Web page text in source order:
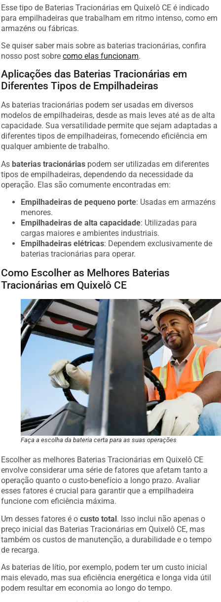
Esse tipo de Baterias Tracionárias em Quixelô CE é indicado
para empilhadeiras que trabalham em ritmo intenso, como em
armazéns ou fábricas.
Se quiser saber mais sobre as baterias tracionárias, confira
nosso post sobrecomo elas funcionam.
Aplicações das Baterias Tracionárias em
Diferentes Tipos de Empilhadeiras
As baterias tracionárias podem ser usadas em diversos
modelos de empilhadeiras, desde as mais leves até as de alta
capacidade. Sua versatilidade permite que sejam adaptadas a
diferentes tipos de empilhadeiras, fornecendo eficiência em
qualquer ambiente de trabalho.
As baterias tracionárias podem ser utilizadas em diferentes
tipos de empilhadeiras, dependendo da necessidade da
operação. Elas são comumente encontradas em:
Empilhadeiras de pequeno porte: Usadas em armazéns
menores.
Empilhadeiras de alta capacidade: Utilizadas para
cargas maiores e ambientes industriais.
Empilhadeiras elétricas: Dependem exclusivamente de
baterias tracionárias para operar.
Como Escolher as Melhores Baterias
Tracionárias em Quixelô CE
Faça a escolha da bateria certa para as suas operações
Escolher as melhores Baterias Tracionárias em Quixelô CE
envolve considerar uma série de fatores que afetam tanto a
operação quanto o custo-benefício a longo prazo. Avaliar
esses fatores é crucial para garantir que a empilhadeira
funcione com eficiência máxima.
Um desses fatores é ocusto total. Isso inclui não apenas o
preço inicial das Baterias Tracionárias em Quixelô CE, mas
também os custos de manutenção, a durabilidade e o tempo
de recarga.
As baterias de lítio, por exemplo, podem ter um custo inicial
mais elevado, mas sua eficiência energética e longa vida útil
podem resultar em economia ao longo do tempo.